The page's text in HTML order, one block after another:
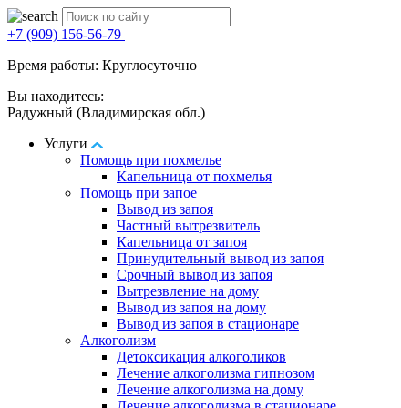
+7 (909) 156-56-79
Время работы: Круглосуточно
Вы находитесь:
Радужный (Владимирская обл.)
Услуги
Помощь при похмелье
Капельница от похмелья
Помощь при запое
Вывод из запоя
Частный вытрезвитель
Капельница от запоя
Принудительный вывод из запоя
Срочный вывод из запоя
Вытрезвление на дому
Вывод из запоя на дому
Вывод из запоя в стационаре
Алкоголизм
Детоксикация алкоголиков
Лечение алкоголизма гипнозом
Лечение алкоголизма на дому